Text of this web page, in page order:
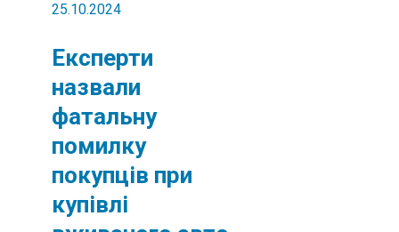
25.10.2024
Експерти
назвали
фатальну
помилку
покупців при
купівлі